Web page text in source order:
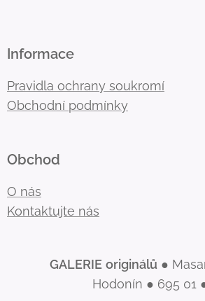
Informace
Pravidla ochrany soukromí
Obchodní podmínky
Obchod
O nás
Kontaktujte nás
GALERIE originálů ●
Hodonín ● 695 01